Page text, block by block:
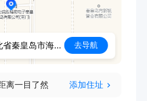
秦皇岛市海港区河北省秦皇岛市海港区永定河道与腾飞路交叉口正南方向110米左右 去导航
离一目了然 添加住址